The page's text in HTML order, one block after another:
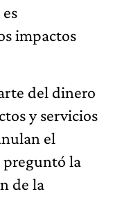
impactos
del dinero
y servicios
el
preguntó la
de la